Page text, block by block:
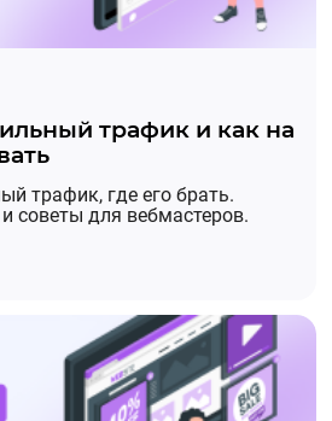
целевых действий
первых клиентов? Все
вашего менеджера.
- РКО добавлены новые
трафик и как на
трафик, где его брать.
советы для вебмастеров.